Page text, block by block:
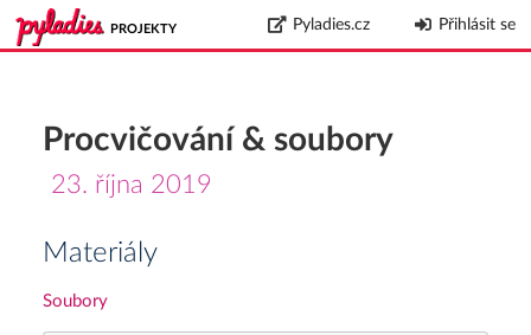
PROJEKTY Pyladies.cz Přihlásit se
Procvičování & soubory
23. října 2019
Materiály
Soubory